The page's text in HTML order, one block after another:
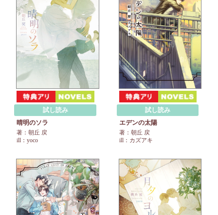
試し読み
晴明のソラ
著：朝丘 戻
ill：yoco
試し読み
エデンの太陽
著：朝丘 戻
ill：カズアキ